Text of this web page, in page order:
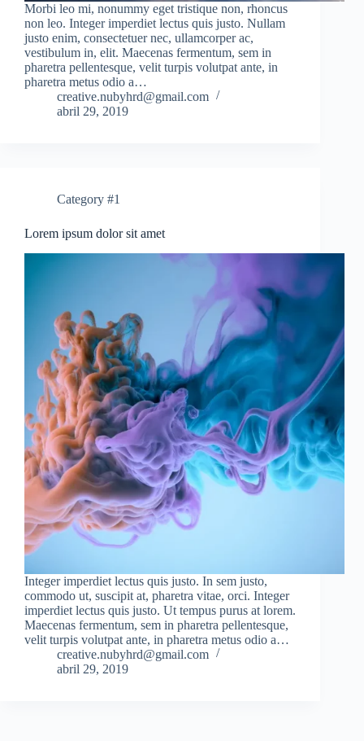
Morbi leo mi, nonummy eget tristique non, rhoncus
non leo. Integer imperdiet lectus quis justo. Nullam
justo enim, consectetuer nec, ullamcorper ac,
vestibulum in, elit. Maecenas fermentum, sem in
pharetra pellentesque, velit turpis volutpat ante, in
pharetra metus odio a…
creative.nubyhrd@gmail.com
abril 29, 2019
Category #1
Lorem ipsum dolor sit amet
Integer imperdiet lectus quis justo. In sem justo,
commodo ut, suscipit at, pharetra vitae, orci. Integer
imperdiet lectus quis justo. Ut tempus purus at lorem.
Maecenas fermentum, sem in pharetra pellentesque,
velit turpis volutpat ante, in pharetra metus odio a…
creative.nubyhrd@gmail.com
abril 29, 2019